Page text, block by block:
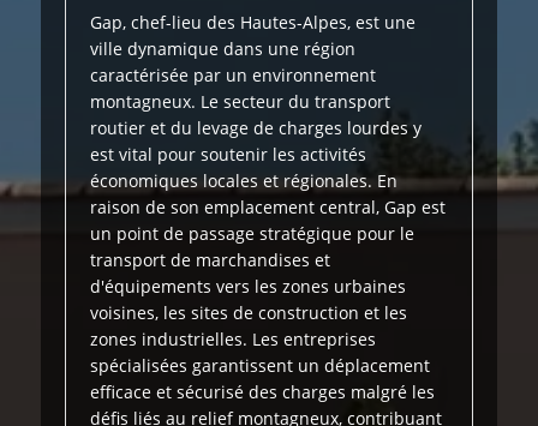
Gap, chef-lieu des Hautes-Alpes, est une
ville dynamique dans une région
caractérisée par un environnement
montagneux. Le secteur du transport
routier et du levage de charges lourdes y
est vital pour soutenir les activités
économiques locales et régionales. En
raison de son emplacement central, Gap est
un point de passage stratégique pour le
transport de marchandises et
d'équipements vers les zones urbaines
voisines, les sites de construction et les
zones industrielles. Les entreprises
spécialisées garantissent un déplacement
efficace et sécurisé des charges malgré les
défis liés au relief montagneux, contribuant